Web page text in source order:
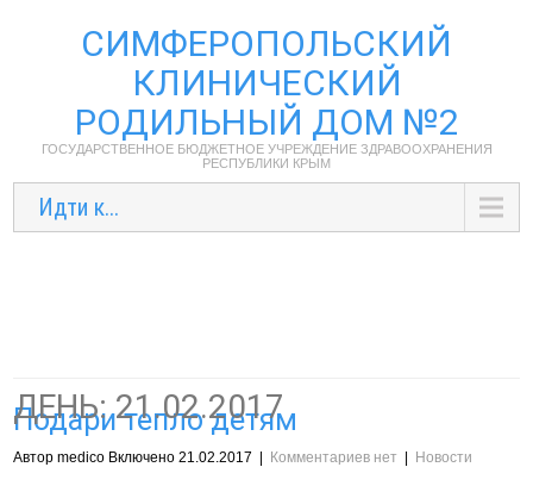
СИМФЕРОПОЛЬСКИЙ
КЛИНИЧЕСКИЙ
РОДИЛЬНЫЙ ДОМ №2
ГОСУДАРСТВЕННОЕ БЮДЖЕТНОЕ УЧРЕЖДЕНИЕ ЗДРАВООХРАНЕНИЯ
РЕСПУБЛИКИ КРЫМ
Идти к...
ДЕНЬ:21.02.2017
Подари тепло детям
Автор medico Включено 21.02.2017 Комментариев нет Новости